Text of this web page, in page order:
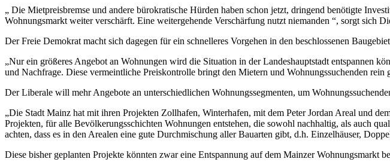
„ Die Mietpreisbremse und andere bürokratische Hürden haben schon jetzt, dringend benötigte
Wohnungsmarkt weiter verschärft. Eine weitergehende Verschärfung nutzt niemanden “, sorgt sich
Der Freie Demokrat macht sich dagegen für ein schnelleres Vorgehen in den beschlossenen
„Nur ein größeres Angebot an Wohnungen wird die Situation in der Landeshauptstadt entspannen
und Nachfrage. Diese vermeintliche Preiskontrolle bringt den Mietern und Wohnungssuchenden rein
Der Liberale will mehr Angebote an unterschiedlichen Wohnungssegmenten, um
„Die Stadt Mainz hat mit ihren Projekten Zollhafen, Winterhafen, mit dem Peter Jordan Areal und
Projekten, für alle Bevölkerungsschichten Wohnungen entstehen, die sowohl nachhaltig, als auch
achten, dass es in den Arealen eine gute Durchmischung aller Bauarten gibt, d.h. Einzelhäuser,
Diese bisher geplanten Projekte könnten zwar eine Entspannung auf dem Mainzer Wohnungsmarkt